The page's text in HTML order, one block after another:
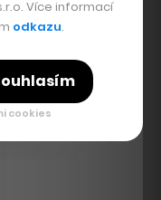
platí
2
si objednalo již
přes 20 milionů
Více informací
odkazu.
cookies